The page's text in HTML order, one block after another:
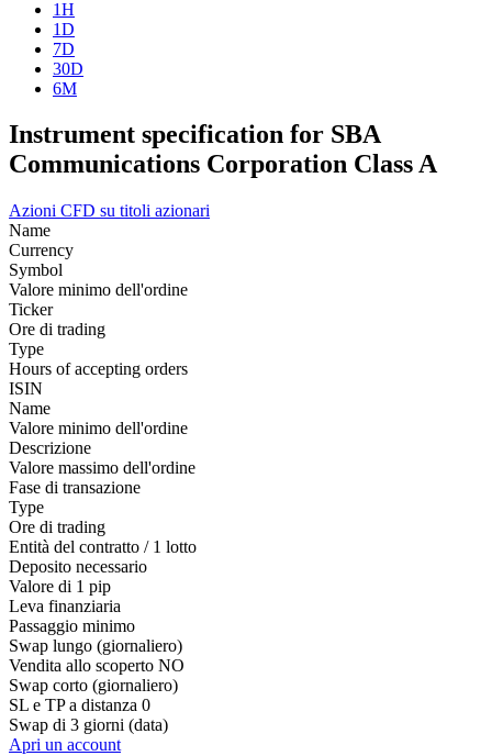
1H
1D
7D
30D
6M
Instrument specification for SBA
Communications Corporation Class A
Azioni CFD su titoli azionari
Name
Currency
Symbol
Valore minimo dell'ordine
Ticker
Ore di trading
Type
Hours of accepting orders
ISIN
Name
Valore minimo dell'ordine
Descrizione
Valore massimo dell'ordine
Fase di transazione
Type
Ore di trading
Entità del contratto / 1 lotto
Deposito necessario
Valore di 1 pip
Leva finanziaria
Passaggio minimo
Swap lungo (giornaliero)
Vendita allo scoperto NO
Swap corto (giornaliero)
SL e TP a distanza 0
Swap di 3 giorni (data)
Apri un account